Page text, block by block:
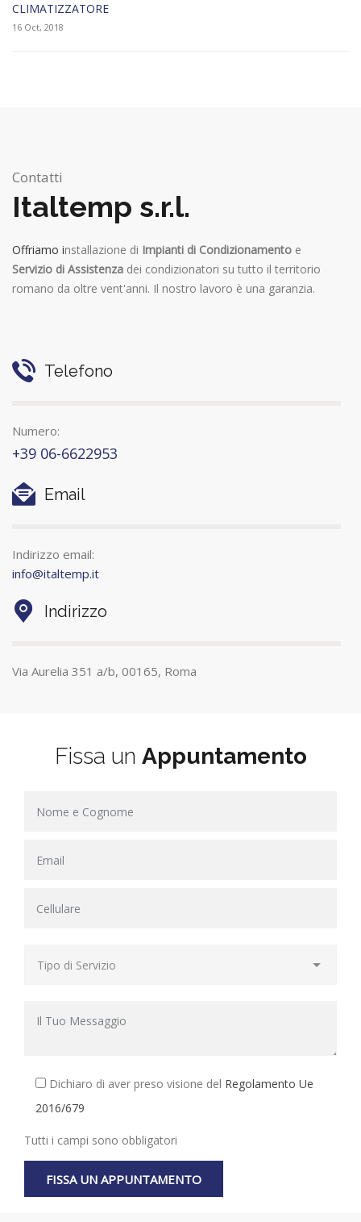
CLIMATIZZATORE
16 Oct, 2018
Contatti
Italtemp s.r.l.
Offriamo installazione di Impianti di Condizionamento e
Servizio di Assistenza dei condizionatori su tutto il territorio
romano da oltre vent'anni. Il nostro lavoro è una garanzia.
Telefono
Numero:
+39 06-6622953
Email
Indirizzo email:
info@italtemp.it
Indirizzo
Via Aurelia 351 a/b, 00165, Roma
Fissa un Appuntamento
Dichiaro di aver preso visione del Regolamento Ue
2016/679
Tutti i campi sono obbligatori